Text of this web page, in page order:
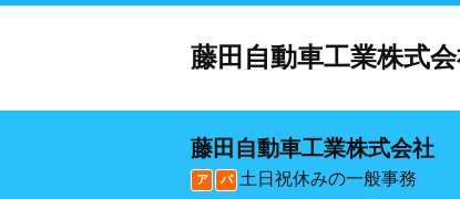
藤田自動車工業株式
藤田自動車工業株式会社
ア パ 土日祝休みの一般事務